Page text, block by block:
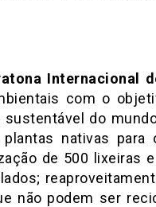
Internacional
com o
do
nativas para
de 500 lixeiras
não podem ser